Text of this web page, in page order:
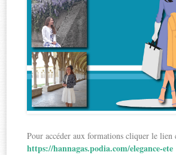
Pour accéder aux formations cliquer le lien
https://hannagas.podia.com/elegance-ete